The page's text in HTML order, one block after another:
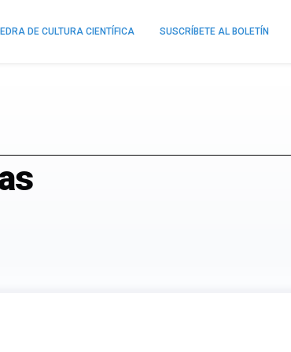
DE CULTURA CIENTÍFICA SUSCRÍBETE AL BOLETÍN